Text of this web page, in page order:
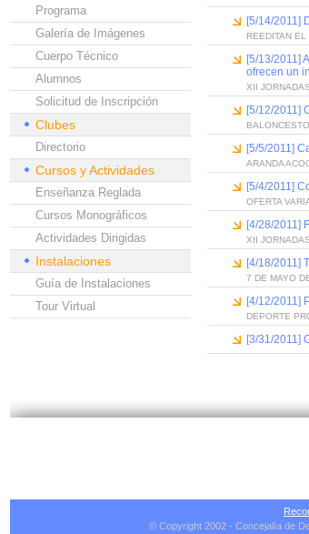
Programa
Galería de Imágenes
Cuerpo Técnico
Alumnos
Solicitud de Inscripción
Clubes
Directorio
Cursos y Actividades
Enseñanza Reglada
Cursos Monográficos
Actividades Dirigidas
Instalaciones
Guía de Instalaciones
Tour Virtual
[5/14/2011]
REEDITAN
[5/13/2011]
ofrecen un
XII
[5/12/2011]
BALONCESTO
[5/5/2011]
ARANDA
[5/4/2011]
OFERTA
[4/28/2011]
XII
[4/18/2011]
7 DE MAYO
[4/12/2011]
DEPORTE
[3/31/2011]
© Copyright 2002 - Concejalía de